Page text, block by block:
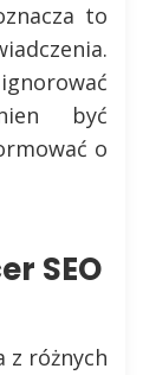
to
być
o
SEO
z różnych